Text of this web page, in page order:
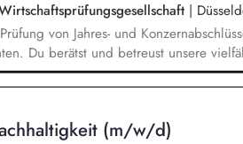
|
von Jahres- und
Du berätst und betreust unsere
bei der Implementierung von
Du verantwortest prüfungsnahe
Du bringst Dein Fachwissen in
(m/w/d)